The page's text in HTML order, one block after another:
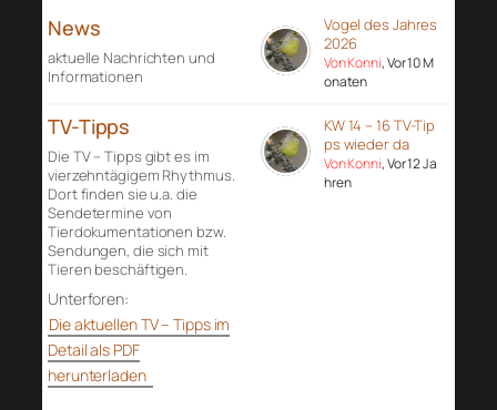
News
aktuelle Nachrichten und
Informationen
Vogel des Jahres
2026
Von Konni, Vor 10 M
onaten
TV-Tipps
Die TV – Tipps gibt es im
vierzehntägigem Rhythmus.
Dort finden sie u.a. die
Sendetermine von
Tierdokumentationen bzw.
Sendungen, die sich mit
Tieren beschäftigen.
Unterforen:
Die aktuellen TV – Tipps im
Detail als PDF
herunterladen
KW 14 – 16 TV-Tip
ps wieder da
Von Konni, Vor 12 Ja
hren